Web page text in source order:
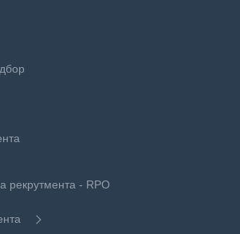
рекрутмента - RPO